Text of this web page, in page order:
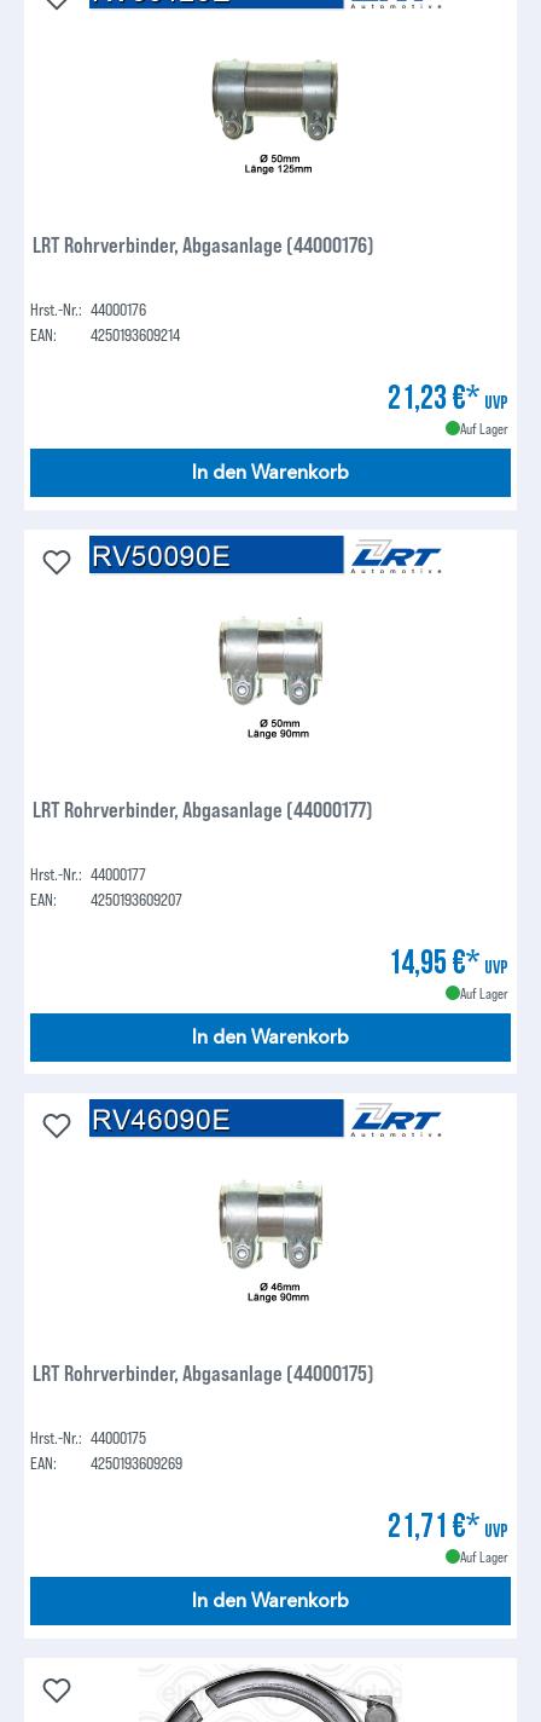
LRT Rohrverbinder, Abgasanlage (44000176)
Hrst.-Nr.: 44000176
EAN:
4250193609214
21,23 €* UVP
Auf Lager
In den Warenkorb
LRT Rohrverbinder, Abgasanlage (44000177)
Hrst.-Nr.: 44000177
EAN:
4250193609207
14,95 €* UVP
Auf Lager
In den Warenkorb
LRT Rohrverbinder, Abgasanlage (44000175)
Hrst.-Nr.: 44000175
EAN:
4250193609269
21,71 €* UVP
Auf Lager
In den Warenkorb